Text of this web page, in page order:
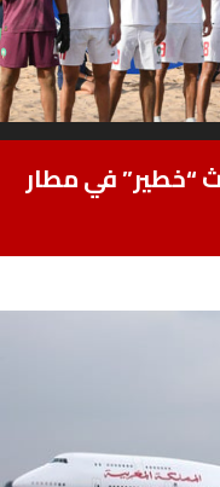
“خطير” في مطار